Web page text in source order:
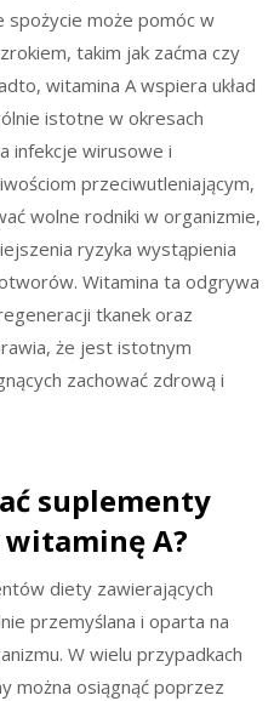
spożycie może pomóc w
takim jak zaćma czy
witamina A wspiera układ
istotne w okresach
infekcje wirusowe i
przeciwutleniającym,
wolne rodniki w organizmie,
ryzyka wystąpienia
Witamina ta odgrywa
tkanek oraz
że jest istotnym
zachować zdrową i
suplementy
A?
diety zawierających
przemyślana i oparta na
W wielu przypadkach
można osiągnąć poprzez